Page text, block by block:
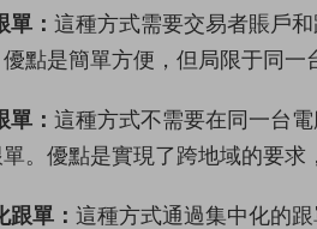
單： 這種方式需要交易者賬戶
點是簡單方便，但局限于同一
單： 這種方式不需要在同一台
。優點是實現了跨地域的要求
跟單： 這種方式通過集中化的